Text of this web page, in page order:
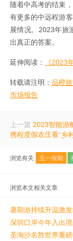
随着中高考的结束
有更多的中远程游
展情况。2023年旅
出真正的答案。
延伸阅读： 《2023
转载请注明： 品橙
市场报告
上一篇 2023智能游
携程度假农庄看“乡
浏览有关 五一假期
浏览本文相关文章
暑期游持续升温激
深圳口岸今年入出
圣淘沙名胜世界重